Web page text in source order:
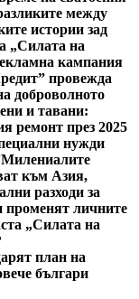
между
истории зад
„Силата на
кампания
провежда
доброволното
и тавани:
ремонт през 2025
нужди
Милениалите
към Азия,
разходи за
променят личните
„Силата на
план на
българи